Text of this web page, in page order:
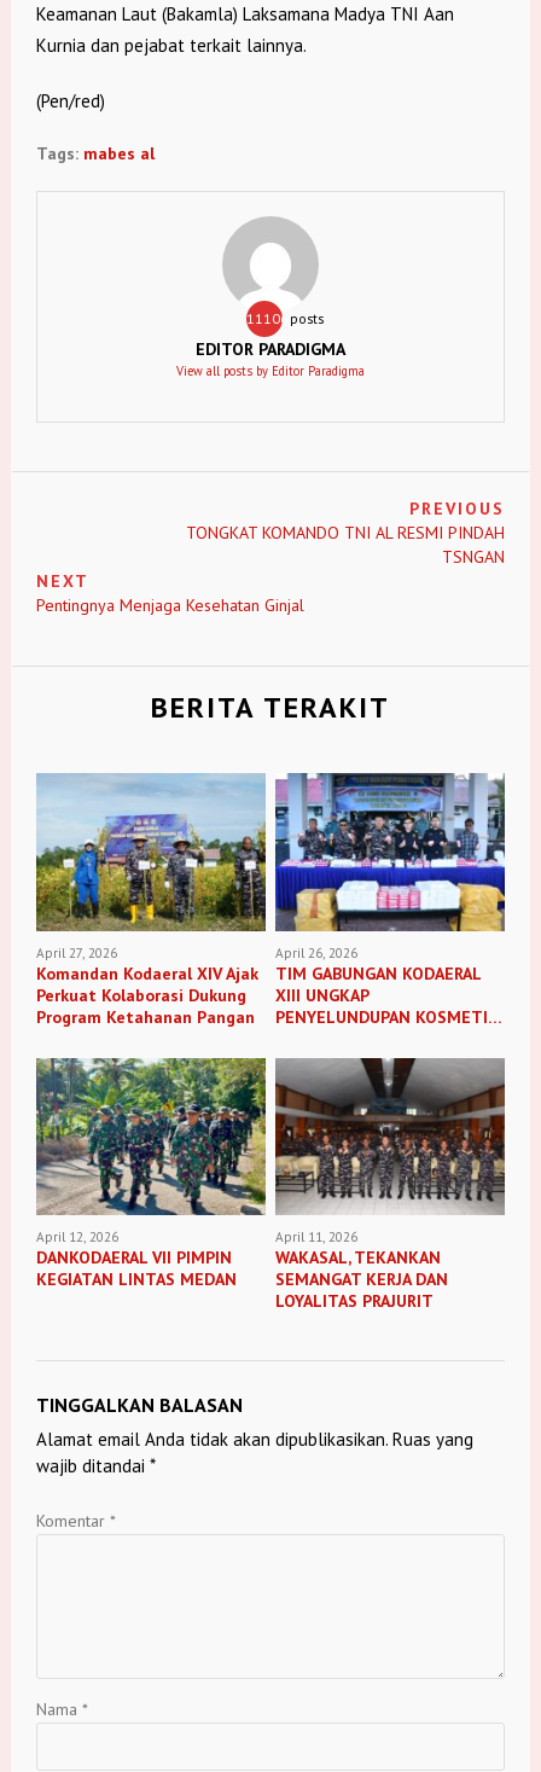
Keamanan Laut (Bakamla) Laksamana Madya TNI Aan
Kurnia dan pejabat terkait lainnya.
(Pen/red)
Tags: mabes al
11106 posts
EDITOR PARADIGMA
View all posts by Editor Paradigma
PREVIOUS
TONGKAT KOMANDO TNI AL RESMI PINDAH
TSNGAN
NEXT
Pentingnya Menjaga Kesehatan Ginjal
BERITA TERAKIT
April 27, 2026
Komandan Kodaeral XIV Ajak
Perkuat Kolaborasi Dukung
Program Ketahanan Pangan
April 26, 2026
TIM GABUNGAN KODAERAL
XIII UNGKAP
PENYELUNDUPAN KOSMETIK
April 12, 2026
DANKODAERAL VII PIMPIN
KEGIATAN LINTAS MEDAN
April 11, 2026
WAKASAL, TEKANKAN
SEMANGAT KERJA DAN
LOYALITAS PRAJURIT
TINGGALKAN BALASAN
Alamat email Anda tidak akan dipublikasikan. Ruas yang
wajib ditandai *
Komentar *
Nama *